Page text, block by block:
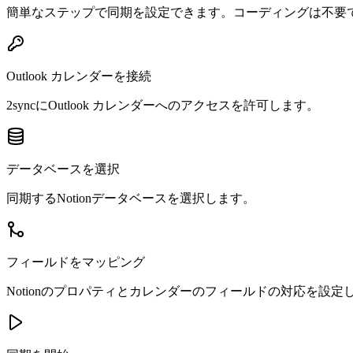
簡単なステップで同期を設定できます。コーディングは不要
Outlook カレンダーを接続
2syncにOutlook カレンダーへのアクセスを許可します。
データベースを選択
同期するNotionデータベースを選択します。
フィールドをマッピング
Notionのプロパティとカレンダーのフィールドの対応を設定